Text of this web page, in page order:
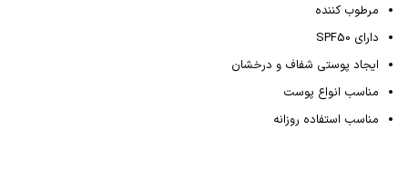
مرطوب کننده
دارای SPF50
ایجاد پوستی شفاف و درخشان
مناسب انواع پوست
مناسب استفاده روزانه